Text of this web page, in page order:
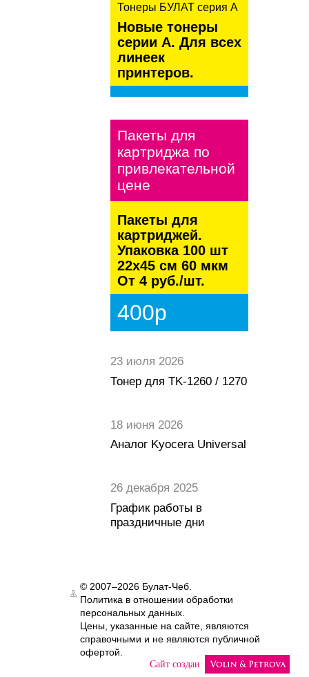
kaspersky
Тонеры БУЛАТ серия А
Новые тонеры
серии А. Для всех
линеек
принтеров.
Пакеты для
картриджа по
привлекательной
цене
Пакеты для
картриджей.
Упаковка 100 шт
22х45 см 60 мкм
От 4 руб./шт.
400р
23 июля 2026
Тонер для TK-1260 / 1270
18 июня 2026
Аналог Kyocera Universal
26 декабря 2025
График работы в
праздничные дни
Сайт создан
© 2007–2026 Булат-Чеб.
Политика в отношении обработки
персональных данных.
Цены, указанные на сайте, являются
справочными и не являются публичной
офертой.
Authorization